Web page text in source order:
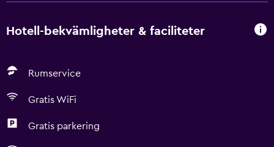
Hotell-bekvämligheter & faciliteter
Rumservice
Gratis WiFi
Gratis parkering